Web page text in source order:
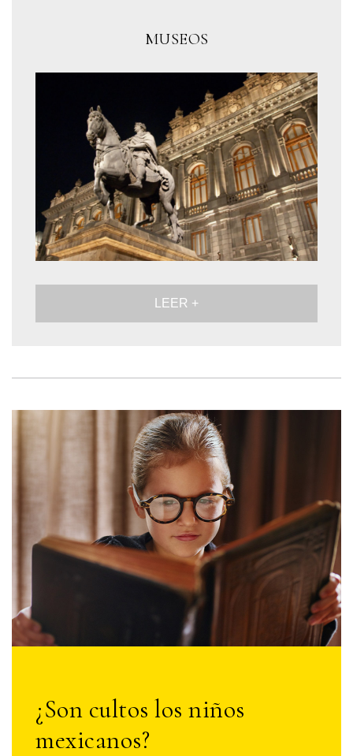
MUSEOS
LEER +
¿Son cultos los niños
mexicanos?